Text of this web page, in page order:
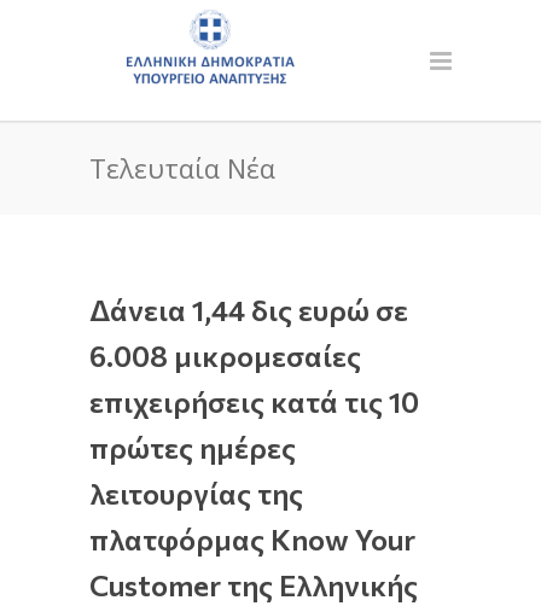
Τελευταία Νέα
Δάνεια 1,44 δις ευρώ σε
6.008 μικρομεσαίες
επιχειρήσεις κατά τις 10
πρώτες ημέρες
λειτουργίας της
πλατφόρμας Know Your
Customer της Ελληνικής